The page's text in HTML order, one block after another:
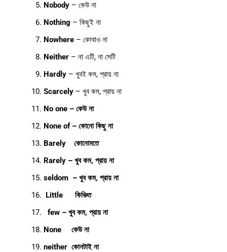
Nobody – কেউ না
Nothing – কিছুই না
Nowhere – কোথাও না
Neither – না এটি, না সেটি
Hardly – খুবই কম, প্রায় না
Scarcely – খুব কম, প্রায় না
No one – কেউ না
None of – কোনো কিছু না
Barely কোনোমতে
Rarely – খুব কম, প্রায় না
seldom – খুব কম, প্রায় না
Little কিঞ্চিত
few – খুব কম, প্রায় না
None কেউ না
neither কোনটাই না